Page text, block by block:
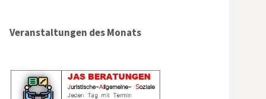
Veranstaltungen des Monats